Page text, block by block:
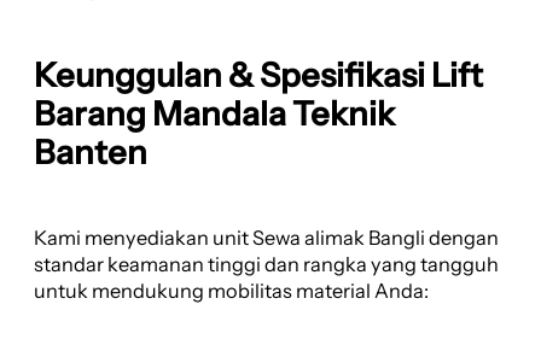
Keunggulan & Spesifikasi Lift
Barang Mandala Teknik
Banten
Kami menyediakan unit Sewa alimak Bangli dengan
standar keamanan tinggi dan rangka yang tangguh
untuk mendukung mobilitas material Anda: